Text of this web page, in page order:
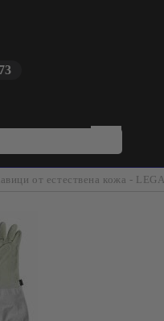
от естествена кожа -